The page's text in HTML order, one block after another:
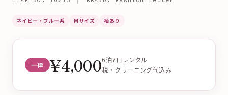
ネイビー・ブルー系 Mサイズ 袖あり
一律 ¥4,0006泊7日レンタル
税・クリーニング代込み